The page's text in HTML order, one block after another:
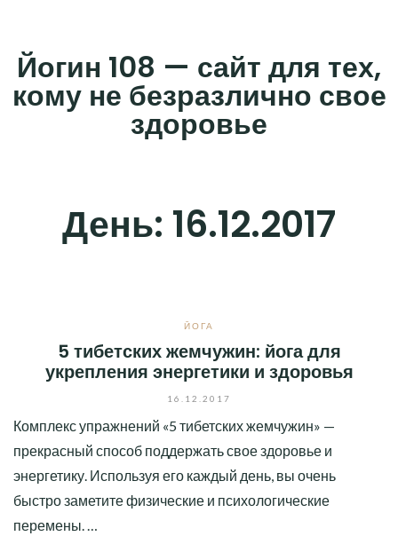
content
Йогин 108 — сайт для тех,
кому не безразлично свое
здоровье
День: 16.12.2017
ЙОГА
5 тибетских жемчужин: йога для
укрепления энергетики и здоровья
16.12.2017
Комплекс упражнений «5 тибетских жемчужин» —
прекрасный способ поддержать свое здоровье и
энергетику. Используя его каждый день, вы очень
быстро заметите физические и психологические
перемены. …